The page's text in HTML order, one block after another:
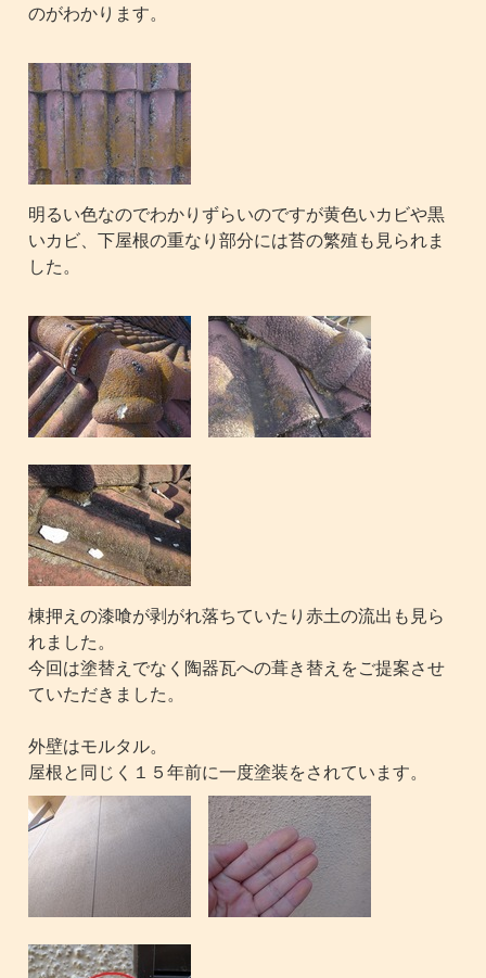
のがわかります。
明るい色なのでわかりずらいのですが黄色いカビや黒
いカビ、下屋根の重なり部分には苔の繁殖も見られま
した。
棟押えの漆喰が剥がれ落ちていたり赤土の流出も見ら
れました。
今回は塗替えでなく陶器瓦への葺き替えをご提案させ
ていただきました。
外壁はモルタル。
屋根と同じく１５年前に一度塗装をされています。